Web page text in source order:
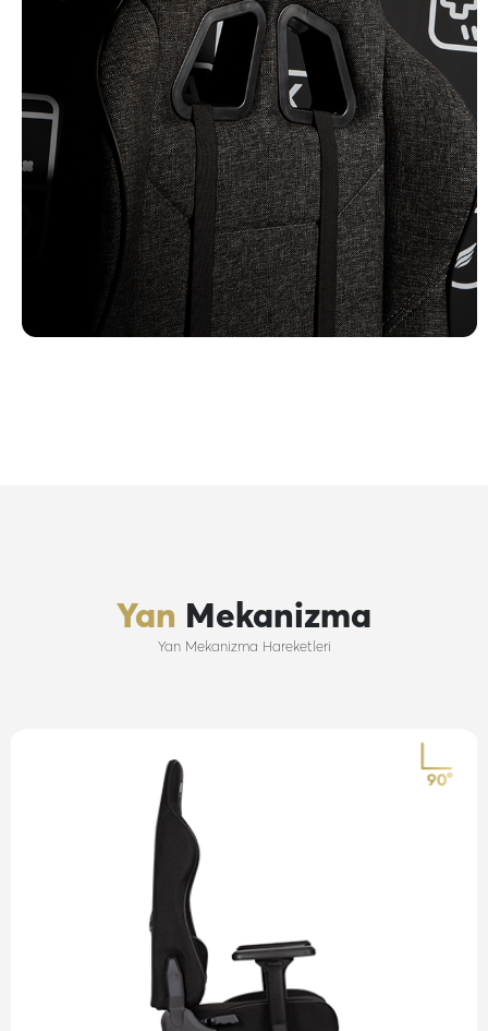
Yan Mekanizma
Yan Mekanizma Hareketleri